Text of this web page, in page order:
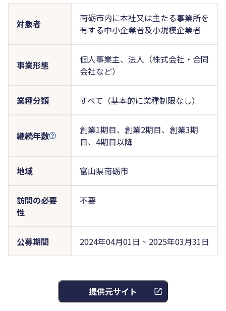
対象者
南砺市内に本社又は主たる事業所を
有する中小企業者及小規模企業者
事業形態
個人事業主、法人（株式会社・合同
会社など）
業種分類 すべて（基本的に業種制限なし）
継続年数
創業1期目、創業2期目、創業3期
目、4期目以降
地域 富山県南砺市
訪問の必要
性
不要
公募期間 2024年04月01日 ~ 2025年03月31日
提供元サイト